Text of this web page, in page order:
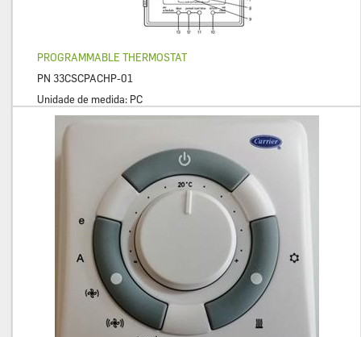
PROGRAMMABLE THERMOSTAT
PN 33CSCPACHP-01
Unidade de medida: PC